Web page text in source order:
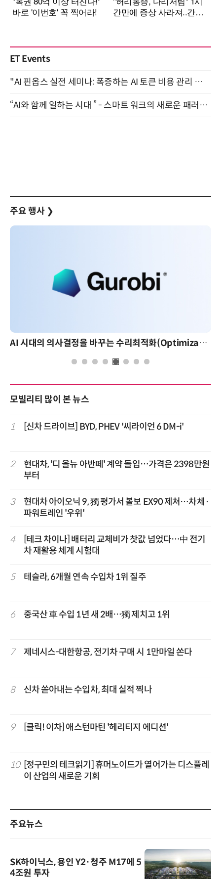
ET Events
"AI 핀옵스 실전 세미나: 폭증하는 AI 토큰 비용 관리 전략" 8월 21일 개최
“AI와 함께 일하는 시대 ” - 스마트 워크의 새로운 패러다임 (9/11)
주요 행사 ❯
AI 시대의 의사결정을 바꾸는 수리최적화(Optimization): 실제 산업 적용 사례와 활용 전략
모빌리티 많이 본 뉴스
1 [신차 드라이브] BYD, PHEV '씨라이언 6 DM-i'
2
현대차, '디 올뉴 아반떼' 계약 돌입…가격은 2398만원
부터
3
현대차 아이오닉 9, 獨 평가서 볼보 EX90 제쳐…차체·
파워트레인 '우위'
4
[테크 차이나] 배터리 교체비가 찻값 넘었다…中 전기
차 재활용 체계 시험대
5 테슬라, 6개월 연속 수입차 1위 질주
6 중국산 車 수입 1년 새 2배…獨 제치고 1위
7 제네시스-대한항공, 전기차 구매 시 1만마일 쏜다
8 신차 쏟아내는 수입차, 최대 실적 찍나
9 [클릭! 이차] 애스턴마틴 '헤리티지 에디션'
10
[정구민의 테크읽기] 휴머노이드가 열어가는 디스플레
이 산업의 새로운 기회
주요뉴스
SK하이닉스, 용인 Y2·청주 M17에 5
4조원 투자